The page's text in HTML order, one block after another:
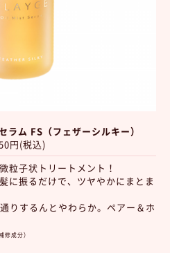
ラム FS（フェザーシルキー）
円(税込)
粒子状トリートメント！
に振るだけで、ツヤやかにまとま
りするんとやわらか。ペアー＆ホ
成分）